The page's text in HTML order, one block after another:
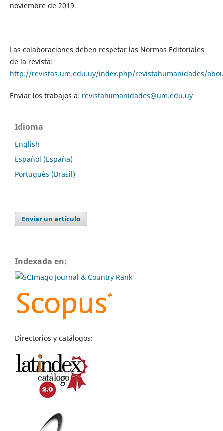
noviembre de 2019.
Las colaboraciones deben respetar las Normas Editoriales
de la revista:
http://revistas.um.edu.uy/index.php/revistahumanidades/
Enviar los trabajos a: revistahumanidades@um.edu.uy
Idioma
English
Español (España)
Português (Brasil)
Enviar un artículo
Indexada en:
Directorios y catálogos: